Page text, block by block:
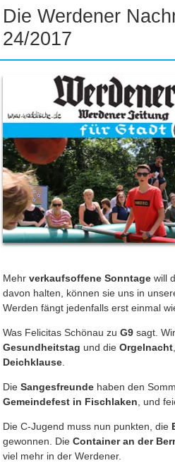
Die Werdener
24/2017
Mehr verkaufsoffene Sonntage will
davon halten, können sie uns in
Werden fängt jedenfalls erst einmal
Was Felicitas Schönau zu G9sagt.
Gesundheitstag und die Orgelnacht
Deichklause.
Die Sangesfreundehaben den
Gemeindefest in Fischlaken , und
Die C-Jugend muss nun punkten, die
gewonnen. Die Container an der
viel mehr in der Werdener.